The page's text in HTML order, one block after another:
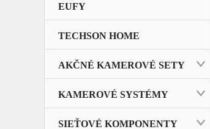
EUFY
TECHSON HOME
AKČNÉ KAMEROVÉ SETY
KAMEROVÉ SYSTÉMY
SIEŤOVÉ KOMPONENTY